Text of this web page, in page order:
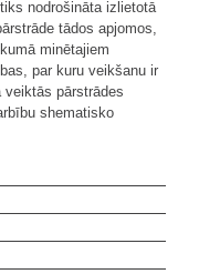
nodrošināta izlietotā
tādos apjomos,
minētajiem
par kuru veikšanu ir
veiktās pārstrādes
shematisko